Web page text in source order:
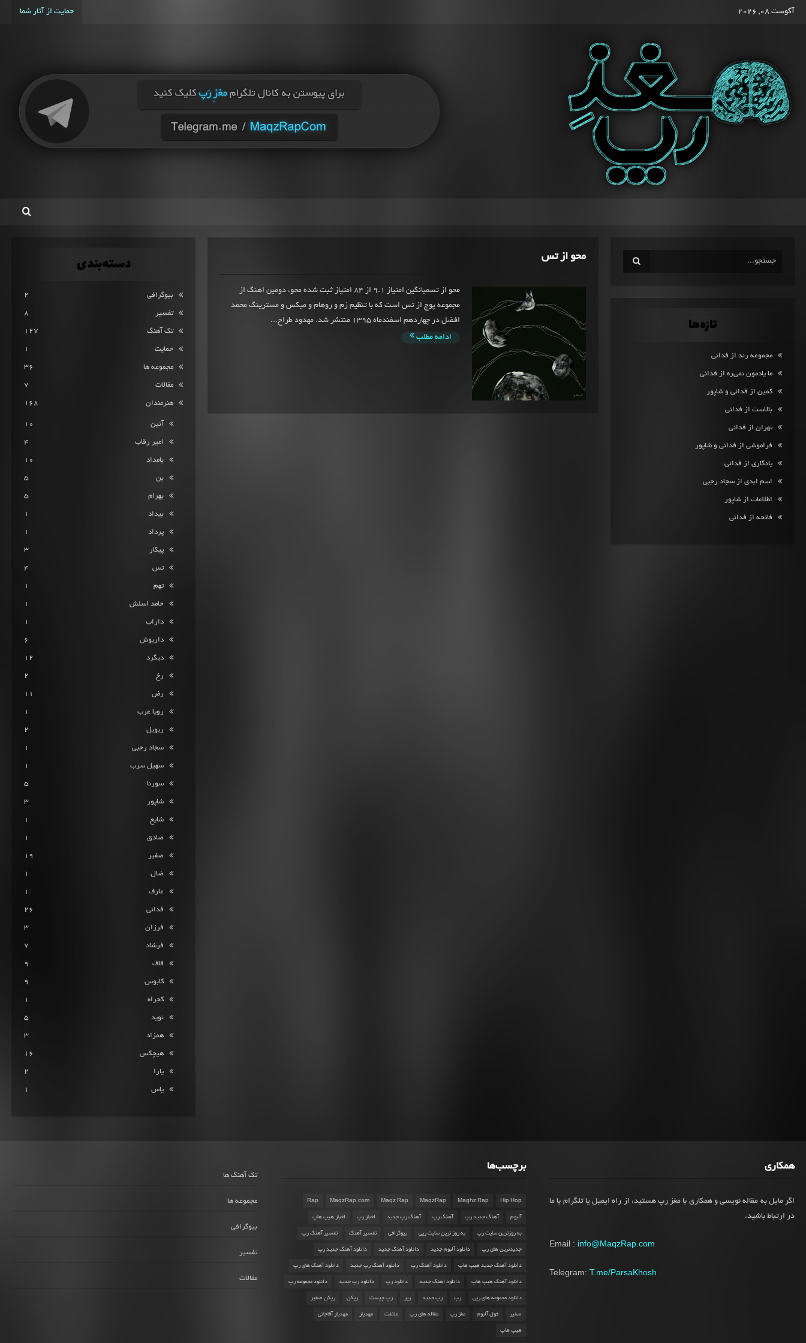
آگوست 08, 2026 حمایت از آثار شما
محو از تس
محو از تسمیانگین امتیاز 9.1 از 84 امتیاز ثبت شده محو، دومین اهنگ از
مجموعه پوچ از تس است که با تنظیم زم و روهام و میکس و مسترینگ محمد
افضل در چهاردهم اسفندماه 1395 منتشر شد. مهدود طراح...
ادامه مطلب
دسته‌بندی
بیوگرافی 2
تفسیر 8
تک آهنگ 127
حمایت 1
مجموعه ها 36
مقالات 7
هنرمندان 168
آئین 10
امیر رقاب 4
بامداد 10
بن 5
بهرام 5
بیداد 1
پرداد 1
پیکار 3
تس 4
تهم 1
حامد اسلش 1
داراب 1
داریوش 6
دیگرد 12
رخ 2
رض 11
رویا عرب 1
ریویل 2
سجاد رجبی 1
سهیل سرب 1
سورنا 5
شاپور 3
شایع 1
صادق 1
صفیر 19
ضال 1
عارف 1
فدائی 26
فرزان 3
فرشاد 7
قاف 9
کابوس 9
کجراه 1
نوید 5
همزاد 3
هیچکس 16
یارا 2
یاس 1
تازه‌ها
مجموعه رند از فدائی
ما یادمون نمی‌ره از فدائی
کمین از فدائی و شاپور
بالاست از فدائی
تهران از فدائی
فراموشی از فدائی و شاپور
یادگاری از فدائی
اسم ابدی از سجاد رجبی
اطلاعات از شاپور
فاتحه از فدائی
همکاری
اگر مایل به مقاله نویسی و همکاری با مغز رپ هستید، از راه ایمیل یا تلگرام با ما
در ارتباط باشید.
Email : info@MaqzRap.com
Telegram:T.me/ParsaKhosh
برچسب‌ها
Hip Hop
Maghz Rap
MaqzRap
Maqz Rap
MaqzRap.com
Rap
آلبوم آهنگ جدید رپ آهنگ رپ آهنگ رپ جدید اخبار رپ اخبار هیپ هاپ
به روزترین سایت رپ به روز ترین سایت رپی بیوگرافی تفسیر آهنگ تفسیر آهنگ رپ
جدیدترین های رپ دانلود آلبوم جدید دانلود آهنگ جدید دانلود آهنگ جدید رپ
دانلود آهنگ جدید هیپ هاپ دانلود آهنگ رپ دانلود آهنگ رپ جدید دانلود آهنگ های رپ
دانلود آهنگ هیپ هاپ دانلود اهنگ جدید دانلود رپ دانلود رپ جدید دانلود مجموعه رپ
دانلود مجموعه های رپی رپ رپ جدید رپر رپ چیست رپکن رپکن صفیر
صفیر فول آلبوم مغز رپ مقاله های رپ ملتفت مهدیار مهدیار آقاجانی
هیپ هاپ
تک آهنگ ها
مجموعه ها
بیوگرافی
تفسیر
مقالات